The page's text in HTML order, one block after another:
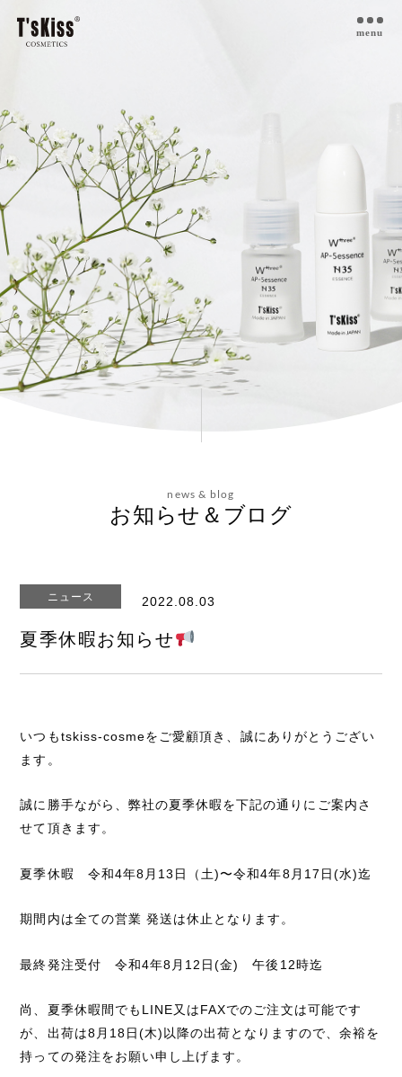
私たちのプラセンタ
開発インタビュー
商品一覧
取扱ご検討サロン様へ
お取扱サロン
お知らせ・ブログ
会社概要
お問い合わせ
menu
news & blog
お知らせ＆ブログ
ニュース 2022.08.03
夏季休暇お知らせ
いつもtskiss-cosmeをご愛顧頂き、誠にありがとうござい
ます。
誠に勝手ながら、弊社の夏季休暇を下記の通りにご案内さ
せて頂きます。
夏季休暇 令和4年8月13日（土)〜令和4年8月17日(水)迄
期間内は全ての営業 発送は休止となります。
最終発注受付 令和4年8月12日(金) 午後12時迄
尚、夏季休暇間でもLINE又はFAXでのご注文は可能です
が、出荷は8月18日(木)以降の出荷となりますので、余裕を
持っての発注をお願い申し上げます。